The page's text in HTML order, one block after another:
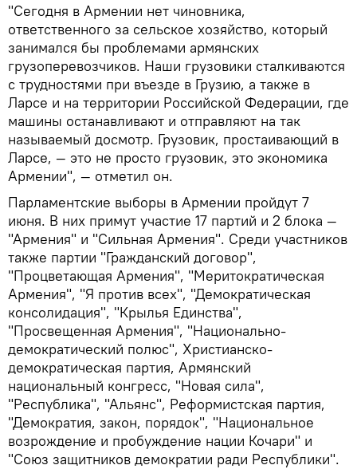
"Сегодня в Армении нет чиновника,
ответственного за сельское хозяйство, который
занимался бы проблемами армянских
грузоперевозчиков. Наши грузовики сталкиваются
с трудностями при въезде в Грузию, а также в
Ларсе и на территории Российской Федерации, где
машины останавливают и отправляют на так
называемый досмотр. Грузовик, простаивающий в
Ларсе, — это не просто грузовик, это экономика
Армении", — отметил он.
Парламентские выборы в Армении пройдут 7
июня. В них примут участие 17 партий и 2 блока —
"Армения" и "Сильная Армения". Среди участников
также партии "Гражданский договор",
"Процветающая Армения", "Меритократическая
Армения", "Я против всех", "Демократическая
консолидация", "Крылья Единства",
"Просвещенная Армения", "Национально-
демократический полюс", Христианско-
демократическая партия, Армянский
национальный конгресс, "Новая сила",
"Республика", "Альянс", Реформистская партия,
"Демократия, закон, порядок", "Национальное
возрождение и пробуждение нации Кочари" и
"Союз защитников демократии ради Республики".